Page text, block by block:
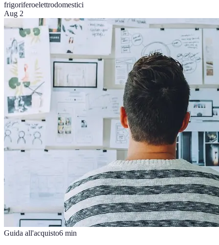
frigoriferoelettrodomestici
Aug 2
Guida all'acquisto6 min